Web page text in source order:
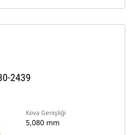
2439
Kova Genişliği
5,080 mm